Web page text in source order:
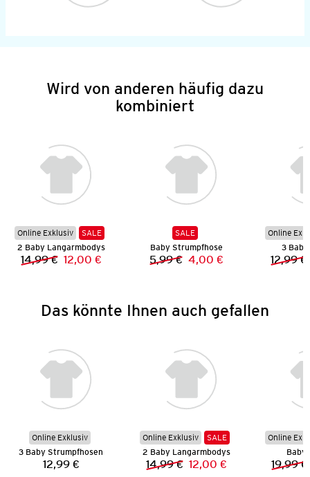
Wird von anderen häufig dazu
kombiniert
Online Exklusiv
SALE
2 Baby Langarmbodys
Vorheriger Preis:
14,99 € Neuer Preis:
12,00 €
SALE
Baby Strumpfhose
Vorheriger Preis:
5,99 € Neuer Preis:
4,00 €
Online
3
12,99 €
Das könnte Ihnen auch gefallen
Online Exklusiv
3 Baby Strumpfhosen
Preis:
12,99 €
Online Exklusiv
SALE
2 Baby Langarmbodys
Vorheriger Preis:
14,99 € Neuer Preis:
12,00 €
Online
Baby
19,99 €